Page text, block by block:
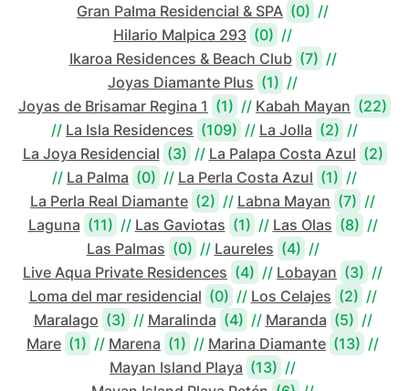
Gran Palma Residencial & SPA (0) //
Hilario Malpica 293 (0) //
Ikaroa Residences & Beach Club (7) //
Joyas Diamante Plus (1) //
Joyas de Brisamar Regina 1 (1) // Kabah Mayan (22)
// La Isla Residences (109) // La Jolla (2) //
La Joya Residencial (3) // La Palapa Costa Azul (2)
// La Palma (0) // La Perla Costa Azul (1) //
La Perla Real Diamante (2) // Labna Mayan (7) //
Laguna (11) // Las Gaviotas (1) // Las Olas (8) //
Las Palmas (0) // Laureles (4) //
Live Aqua Private Residences (4) // Lobayan (3) //
Loma del mar residencial (0) // Los Celajes (2) //
Maralago (3) // Maralinda (4) // Maranda (5) //
Mare (1) // Marena (1) // Marina Diamante (13) //
Mayan Island Playa (13) //